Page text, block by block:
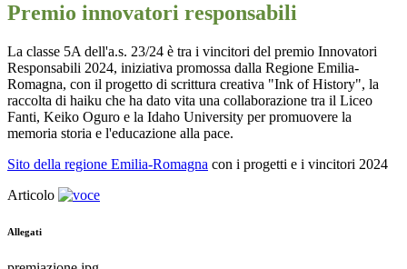
Premio innovatori responsabili
La classe 5A dell'a.s. 23/24 è tra i vincitori del premio Innovatori
Responsabili 2024, iniziativa promossa dalla Regione Emilia-
Romagna, con il progetto di scrittura creativa "Ink of History", la
raccolta di haiku che ha dato vita una collaborazione tra il Liceo
Fanti, Keiko Oguro e la Idaho University per promuovere la
memoria storia e l'educazione alla pace.
Sito della regione Emilia-Romagna con i progetti e i vincitori 2024
Articolo
Allegati